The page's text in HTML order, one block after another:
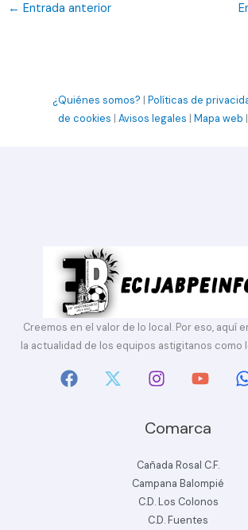
← Entrada anterior
¿Quiénes somos? | Políticas de
de cookies | Avisos legales | Mapa web |
Creemos en el valor de lo local. Por eso, aquí
la actualidad de los equipos astigitanos como
Comarca
Cañada Rosal C.F.
Campana Balompié
C.D. Los Colonos
C.D. Fuentes